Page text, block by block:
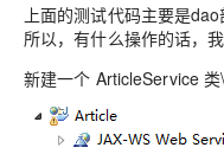
上面的测试代码主要是
所以，有什么操作的话，
新建一个 ArticleService 类\